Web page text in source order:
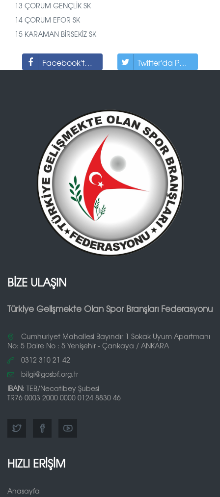
13 ÇORUM GENÇLİK SK
14 ÇORUM EFOR SK
15 KARAMAN BİRSEKİZ SK
Facebook'ta Paylaş Twitter'da Paylaş
BİZE ULAŞIN
Türkiye Gelişmekte Olan Spor Branşları Federasyonu
Cumhuriyet Mahallesi Bayındır 1 Sokak Uyum Apartmanı
No: 5 Daire No : 5 Yenişehir - Çankaya / ANKARA
0312 310 21 42
bilgi@gosbf.org.tr
IBAN: TEB/Necatibey Şubesi
TR76 0003 2000 0000 0124 8830 46
HIZLI ERİŞİM
Anasayfa